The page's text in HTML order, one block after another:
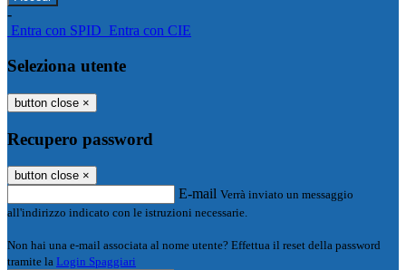
-
Entra con SPID Entra con CIE
Seleziona utente
button close ×
Recupero password
button close ×
E-mail Verrà inviato un messaggio
all'indirizzo indicato con le istruzioni necessarie.
Non hai una e-mail associata al nome utente? Effettua il reset della password
tramite la Login Spaggiari